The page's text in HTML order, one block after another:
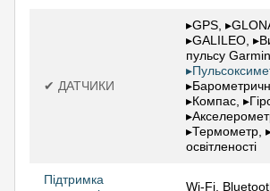
✔ ДАТЧИКИ
▸GPS,
▸GALILEO,
пульсу
▸Компас,
▸Термометр,
освітленості
Підтримка
Wi-Fi,